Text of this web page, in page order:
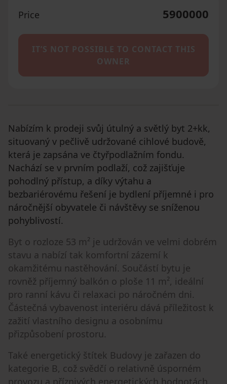
Price 5900000
IT’S NOT POSSIBLE TO CONTACT THIS
OWNER
Nabízím k prodeji svůj útulný a světlý byt 2+kk,
situovaný v pečlivě udržované cihlové budově,
která je zapsána ve čtyřpodlažním fondu.
Nachází se v prvním podlaží, což zajišťuje
pohodlný přístup, a díky výtahu a
bezbariérovému řešení je bydlení příjemné i pro
náročnější obyvatele či návštěvy se sníženou
pohyblivostí.
Byt o rozloze 53 m² je udržován ve velmi dobrém
stavu a nabízí tak komfortní zázemí k
okamžitému nastěhování. Součástí bytu je
rovněž příjemný balkón o ploše 11 m², ideální
pro ranní kávu či relaxaci po náročném dni.
Částečná vybavenost interiéru dává příležitost k
zažití vlastního designu a osobnímu
přizpůsobení prostoru.
Také energetický štítek Budovy je zařazen do
kategorie B, což svědčí o relativně úsporném
provozu a příznivých energetických hodnotách.